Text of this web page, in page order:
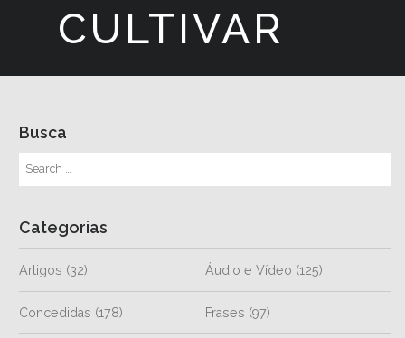
CULTIVAR
Busca
Categorias
Artigos (32) Áudio e Vídeo (125)
Concedidas (178) Frases (97)